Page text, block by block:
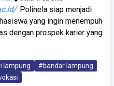
. Polinela siap menjadi
yang ingin menempuh
dengan prospek karier yang
lampung
#bandar lampung